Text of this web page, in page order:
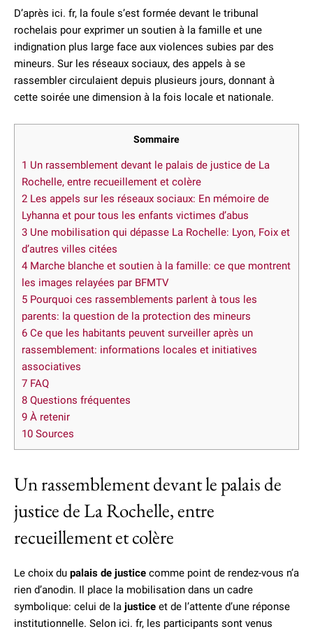
D’après ici. fr, la foule s’est formée devant le tribunal
rochelais pour exprimer un soutien à la famille et une
indignation plus large face aux violences subies par des
mineurs. Sur les réseaux sociaux, des appels à se
rassembler circulaient depuis plusieurs jours, donnant à
cette soirée une dimension à la fois locale et nationale.
Sommaire
1 Un rassemblement devant le palais de justice de La
Rochelle, entre recueillement et colère
2 Les appels sur les réseaux sociaux: En mémoire de
Lyhanna et pour tous les enfants victimes d’abus
3 Une mobilisation qui dépasse La Rochelle: Lyon, Foix et
d’autres villes citées
4 Marche blanche et soutien à la famille: ce que montrent
les images relayées par BFMTV
5 Pourquoi ces rassemblements parlent à tous les
parents: la question de la protection des mineurs
6 Ce que les habitants peuvent surveiller après un
rassemblement: informations locales et initiatives
associatives
7 FAQ
8 Questions fréquentes
9 À retenir
10 Sources
Un rassemblement devant le palais de
justice de La Rochelle, entre
recueillement et colère
Le choix du palais de justice comme point de rendez-vous n’a
rien d’anodin. Il place la mobilisation dans un cadre
symbolique: celui de la justice et de l’attente d’une réponse
institutionnelle. Selon ici. fr, les participants sont venus